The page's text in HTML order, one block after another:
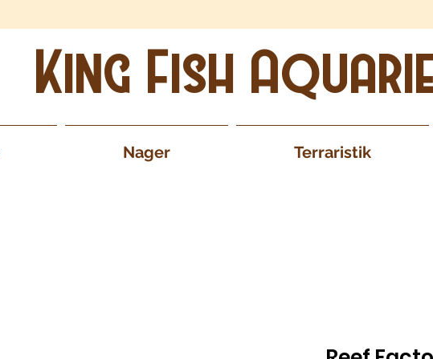
King Fish
Nager Terraristik